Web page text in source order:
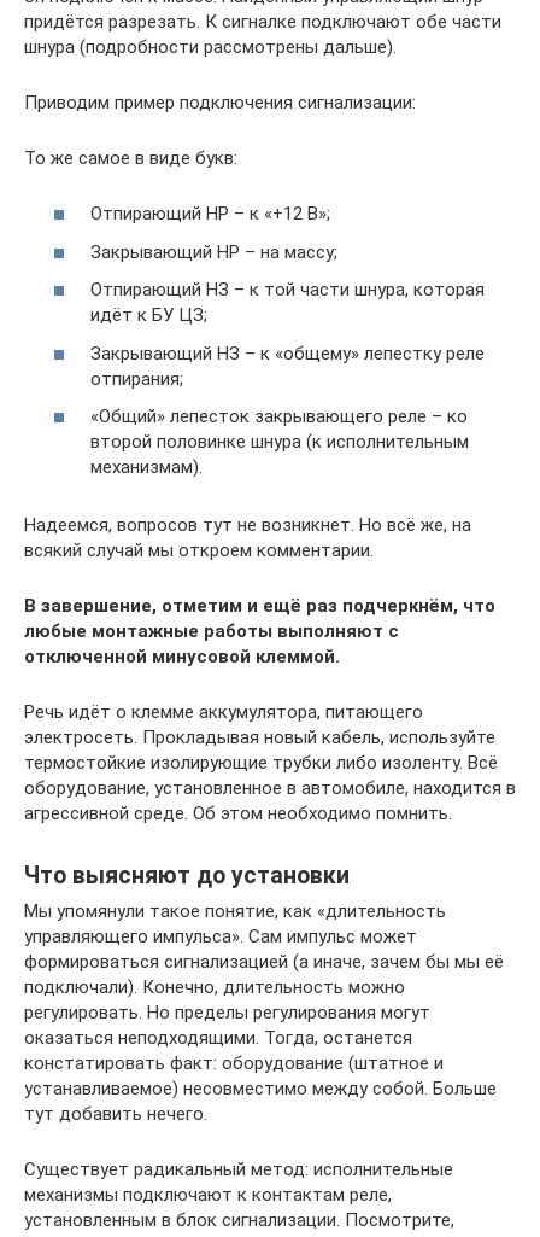
придётся разрезать. К сигналке подключают обе части
шнура (подробности рассмотрены дальше).
Приводим пример подключения сигнализации:
То же самое в виде букв:
Отпирающий НР – к «+12 В»;
Закрывающий НР – на массу;
Отпирающий НЗ – к той части шнура, которая
идёт к БУ ЦЗ;
Закрывающий НЗ – к «общему» лепестку реле
отпирания;
«Общий» лепесток закрывающего реле – ко
второй половинке шнура (к исполнительным
механизмам).
Надеемся, вопросов тут не возникнет. Но всё же, на
всякий случай мы откроем комментарии.
В завершение, отметим и ещё раз подчеркнём, что
любые монтажные работы выполняют с
отключенной минусовой клеммой.
Речь идёт о клемме аккумулятора, питающего
электросеть. Прокладывая новый кабель, используйте
термостойкие изолирующие трубки либо изоленту. Всё
оборудование, установленное в автомобиле, находится в
агрессивной среде. Об этом необходимо помнить.
Что выясняют до установки
Мы упомянули такое понятие, как «длительность
управляющего импульса». Сам импульс может
формироваться сигнализацией (а иначе, зачем бы мы её
подключали). Конечно, длительность можно
регулировать. Но пределы регулирования могут
оказаться неподходящими. Тогда, останется
констатировать факт: оборудование (штатное и
устанавливаемое) несовместимо между собой. Больше
тут добавить нечего.
Существует радикальный метод: исполнительные
механизмы подключают к контактам реле,
установленным в блок сигнализации. Посмотрите,